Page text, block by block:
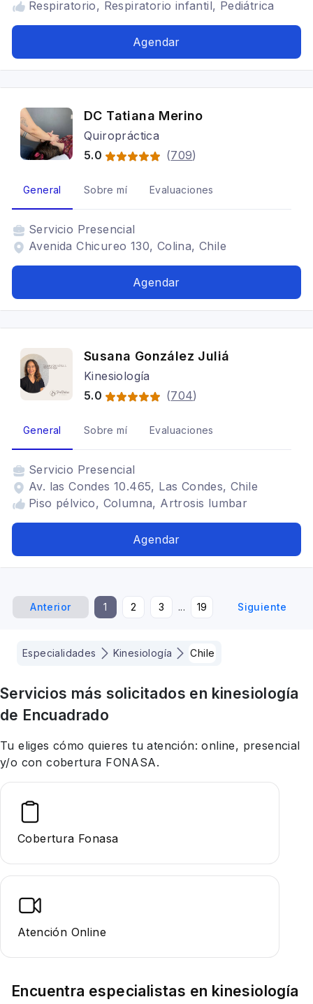
Respiratorio, Respiratorio infantil, Pediátrica
Agendar
DC Tatiana Merino
Quiropráctica
5.0
(709)
General Sobre mí Evaluaciones
Servicio Presencial
Avenida Chicureo 130, Colina, Chile
Agendar
Susana González Juliá
Kinesiología
5.0
(704)
General Sobre mí Evaluaciones
Servicio Presencial
Av. las Condes 10.465, Las Condes, Chile
Piso pélvico, Columna, Artrosis lumbar
Agendar
Anterior 1 2 3 ... 19 Siguiente
Especialidades Kinesiología Chile
Servicios más solicitados en kinesiología
de Encuadrado
Tu eliges cómo quieres tu atención: online, presencial
y/o con cobertura FONASA.
Cobertura Fonasa
Atención Online
Encuentra especialistas en kinesiología